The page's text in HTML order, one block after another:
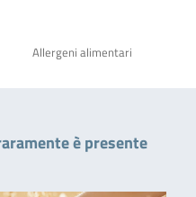
Allergeni alimentari
è presente